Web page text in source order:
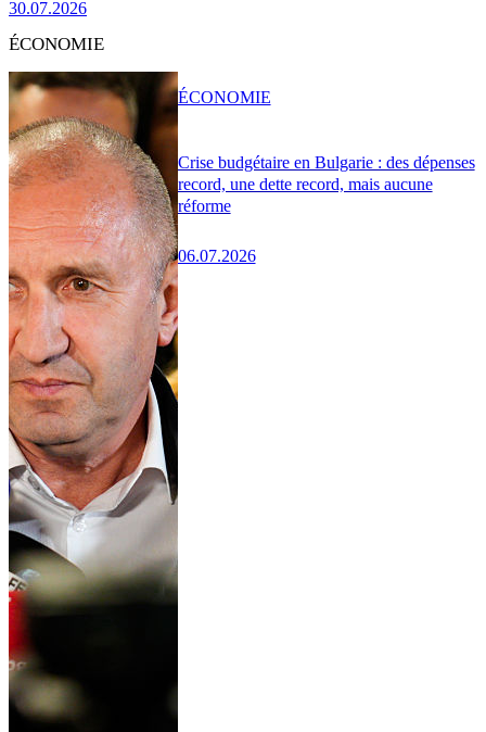
30.07.2026
ÉCONOMIE
Crise budgétaire en Bulgarie : des dépenses
record, une dette record, mais aucune
réforme
06.07.2026
ÉCONOMIE